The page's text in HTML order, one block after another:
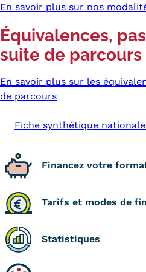
En savoir plus sur nos
Équivalences,
suite de parcours
En savoir plus sur les
de parcours
Fiche synthétique nationale
Financez votre
Tarifs et modes de
Statistiques